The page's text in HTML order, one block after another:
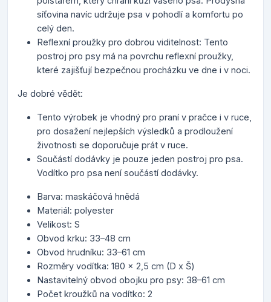
síťovina navíc udržuje psa v pohodlí a komfortu po
celý den.
Reflexní proužky pro dobrou viditelnost: Tento
postroj pro psy má na povrchu reflexní proužky,
které zajišťují bezpečnou procházku ve dne i v noci.
Je dobré vědět:
Tento výrobek je vhodný pro praní v pračce i v ruce,
pro dosažení nejlepších výsledků a prodloužení
životnosti se doporučuje prát v ruce.
Součástí dodávky je pouze jeden postroj pro psa.
Vodítko pro psa není součástí dodávky.
Barva: maskáčová hnědá
Materiál: polyester
Velikost: S
Obvod krku: 33–48 cm
Obvod hrudníku: 33–61 cm
Rozměry vodítka: 180 x 2,5 cm (D x Š)
Nastavitelný obvod obojku pro psy: 38–61 cm
Počet kroužků na vodítko: 2